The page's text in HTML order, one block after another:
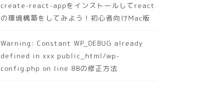
create-react-appをインストールしてreact
の環境構築をしてみよう！初心者向けMac版
Warning: Constant WP_DEBUG already
defined in xxx public_html/wp-
config.php on line 88の修正方法